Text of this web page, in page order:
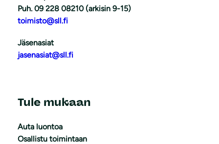
Puh. 09 228 08210 (arkisin 9-15)
toimisto@sll.fi
Jäsenasiat
jasenasiat@sll.fi
Tule mukaan
Auta luontoa
Osallistu toimintaan